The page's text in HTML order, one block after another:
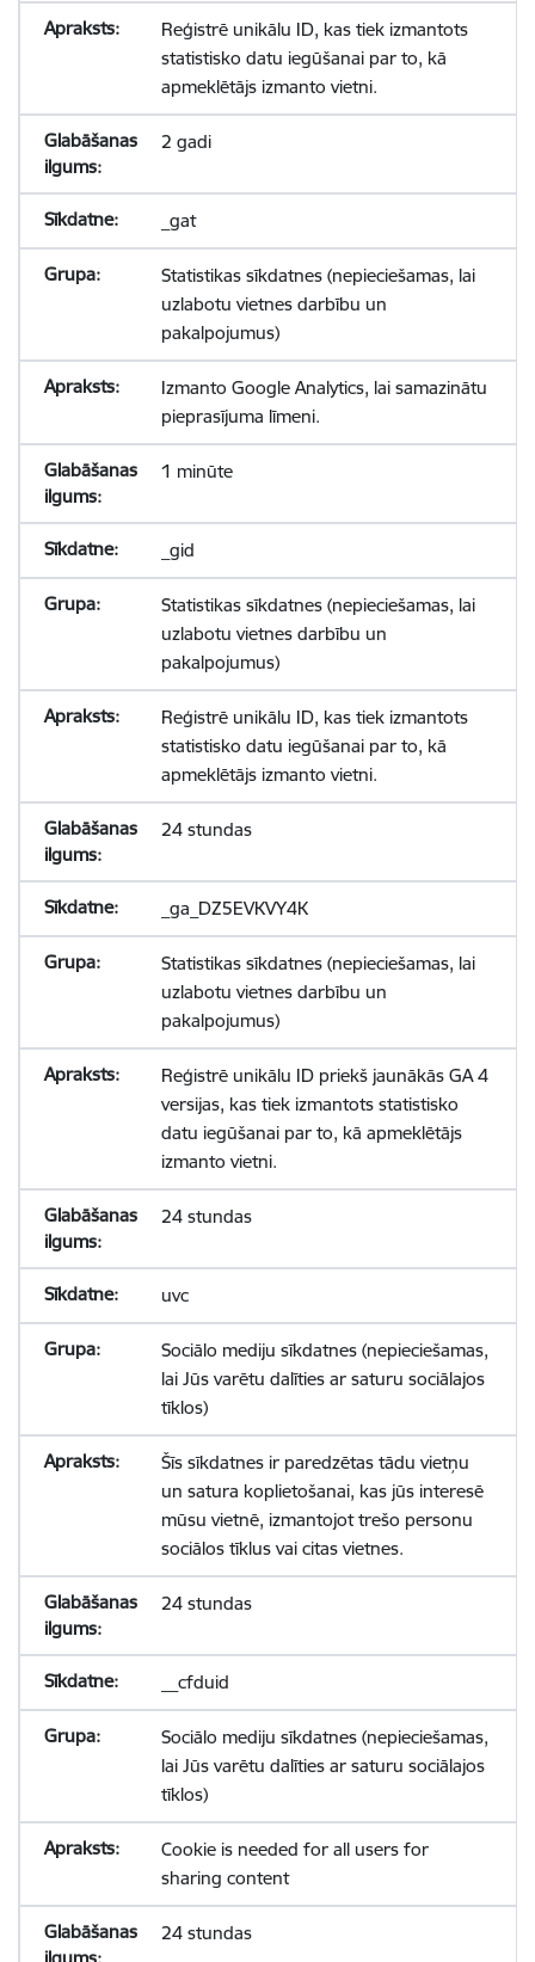
Reģistrē unikālu ID, kas tiek izmantots
statistisko datu iegūšanai par to, kā
apmeklētājs izmanto vietni.
2 gadi
_gat
Statistikas sīkdatnes (nepieciešamas, lai
uzlabotu vietnes darbību un
pakalpojumus)
Izmanto Google Analytics, lai samazinātu
pieprasījuma līmeni.
1 minūte
_gid
Statistikas sīkdatnes (nepieciešamas, lai
uzlabotu vietnes darbību un
pakalpojumus)
Reģistrē unikālu ID, kas tiek izmantots
statistisko datu iegūšanai par to, kā
apmeklētājs izmanto vietni.
24 stundas
_ga_DZ5EVKVY4K
Statistikas sīkdatnes (nepieciešamas, lai
uzlabotu vietnes darbību un
pakalpojumus)
Reģistrē unikālu ID priekš jaunākās GA 4
versijas, kas tiek izmantots statistisko
datu iegūšanai par to, kā apmeklētājs
izmanto vietni.
24 stundas
uvc
Sociālo mediju sīkdatnes (nepieciešamas,
lai Jūs varētu dalīties ar saturu sociālajos
tīklos)
Šīs sīkdatnes ir paredzētas tādu vietņu
un satura koplietošanai, kas jūs interesē
mūsu vietnē, izmantojot trešo personu
sociālos tīklus vai citas vietnes.
24 stundas
__cfduid
Sociālo mediju sīkdatnes (nepieciešamas,
lai Jūs varētu dalīties ar saturu sociālajos
tīklos)
Cookie is needed for all users for
sharing content
24 stundas